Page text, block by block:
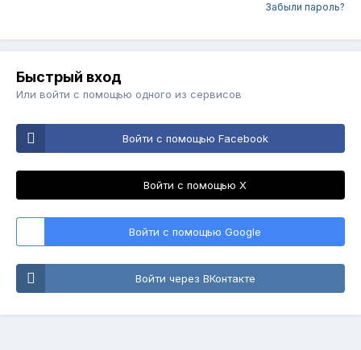
Забыли пароль?
Быстрый вход
Или войти с помощью одного из сервисов
Войти с помощью Facebook
Войти с помощью X
Войти с помощью Google
Войти через ВКонтакте